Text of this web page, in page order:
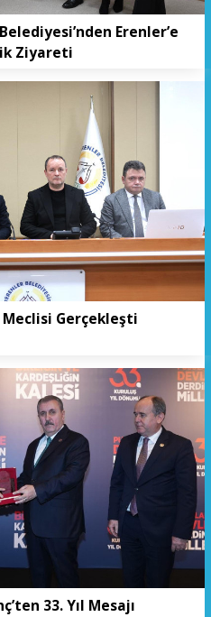
Erenler’e
Ziyareti
Meclisi Gerçekleşti
33. Yıl Mesajı